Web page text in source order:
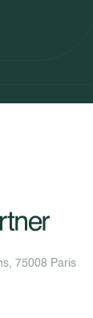
75008 Paris